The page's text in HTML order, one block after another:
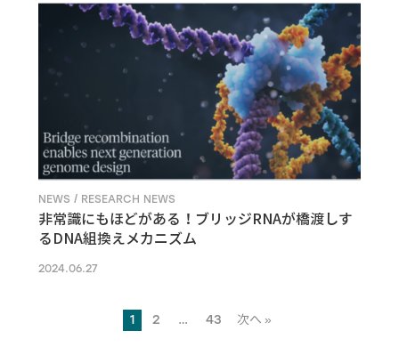
NEWS / RESEARCH NEWS
非常識にもほどがある！ブリッジRNAが橋渡しす
るDNA組換えメカニズム
2024.06.27
1 2 … 43 次へ »